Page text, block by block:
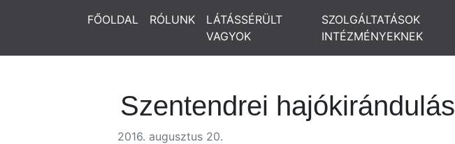
FŐOLDAL RÓLUNK
LÁTÁSSÉRÜLT
VAGYOK
SZOLGÁLTATÁSOK
INTÉZMÉNYEKNEK
Szentendrei hajókirándulás
2016. augusztus 20.